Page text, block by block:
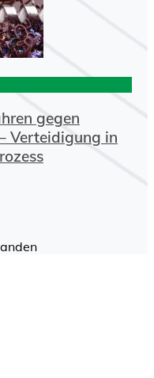
gegen
Verteidigung in